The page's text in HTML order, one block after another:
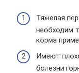
Тяжелая
необходим
корма
Имеют
болезни